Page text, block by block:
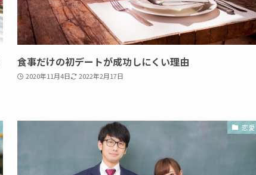
食事だけの初デートが成功しにくい理由
2020年11月4日 2022年2月17日
恋愛